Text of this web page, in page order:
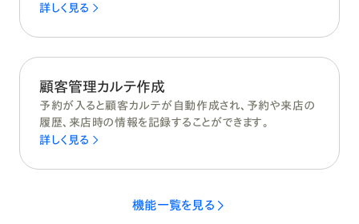
詳しく見る
顧客管理カルテ作成
予約が入ると顧客カルテが自動作成され、予約や来店の
履歴、来店時の情報を記録することができます。
詳しく見る
機能一覧を見る